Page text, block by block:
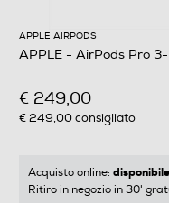
APPLE AIRPODS
APPLE - AirPods Pro
€ 249,00
€ 249,00consigliato
Acquisto online: disponibile
Ritiro in negozio in 30'